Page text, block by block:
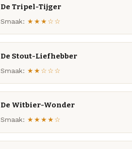
De Tripel-Tijger
Smaak: ★★★☆☆
De Stout-Liefhebber
Smaak: ★★☆☆☆
De Witbier-Wonder
Smaak: ★★★★☆